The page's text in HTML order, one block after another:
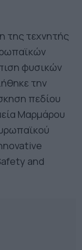
της τεχνητής
φυσικών
την
πεδίου
Μαρμάρου
and